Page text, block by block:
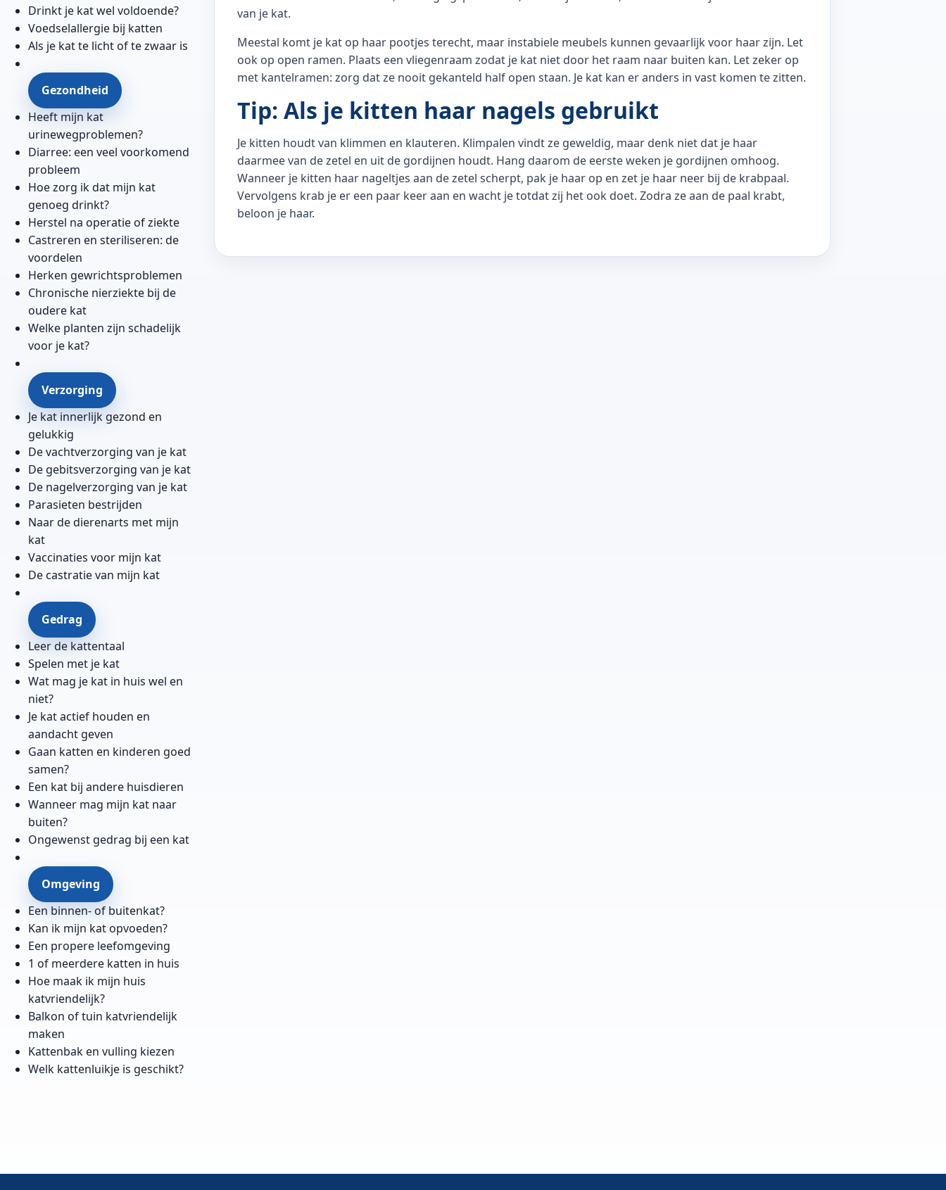
Drinkt je kat wel voldoende?
Voedselallergie bij katten
Als je kat te licht of te zwaar is
Gezondheid
Heeft mijn kat
urinewegproblemen?
Diarree: een veel voorkomend
probleem
Hoe zorg ik dat mijn kat
genoeg drinkt?
Herstel na operatie of ziekte
Castreren en steriliseren: de
voordelen
Herken gewrichtsproblemen
Chronische nierziekte bij de
oudere kat
Welke planten zijn schadelijk
voor je kat?
Verzorging
Je kat innerlijk gezond en
gelukkig
De vachtverzorging van je kat
De gebitsverzorging van je kat
De nagelverzorging van je kat
Parasieten bestrijden
Naar de dierenarts met mijn
kat
Vaccinaties voor mijn kat
De castratie van mijn kat
Gedrag
Leer de kattentaal
Spelen met je kat
Wat mag je kat in huis wel en
niet?
Je kat actief houden en
aandacht geven
Gaan katten en kinderen goed
samen?
Een kat bij andere huisdieren
Wanneer mag mijn kat naar
buiten?
Ongewenst gedrag bij een kat
Omgeving
Een binnen- of buitenkat?
Kan ik mijn kat opvoeden?
Een propere leefomgeving
1 of meerdere katten in huis
Hoe maak ik mijn huis
katvriendelijk?
Balkon of tuin katvriendelijk
maken
Kattenbak en vulling kiezen
Welk kattenluikje is geschikt?
van je kat.
Meestal komt je kat op haar pootjes terecht, maar instabiele meubels kunnen gevaarlijk voor haar zijn. Let
ook op open ramen. Plaats een vliegenraam zodat je kat niet door het raam naar buiten kan. Let zeker op
met kantelramen: zorg dat ze nooit gekanteld half open staan. Je kat kan er anders in vast komen te zitten.
Tip: Als je kitten haar nagels gebruikt
Je kitten houdt van klimmen en klauteren. Klimpalen vindt ze geweldig, maar denk niet dat je haar
daarmee van de zetel en uit de gordijnen houdt. Hang daarom de eerste weken je gordijnen omhoog.
Wanneer je kitten haar nageltjes aan de zetel scherpt, pak je haar op en zet je haar neer bij de krabpaal.
Vervolgens krab je er een paar keer aan en wacht je totdat zij het ook doet. Zodra ze aan de paal krabt,
beloon je haar.